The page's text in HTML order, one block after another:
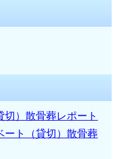
切）散骨葬レポート
ート（貸切）散骨葬